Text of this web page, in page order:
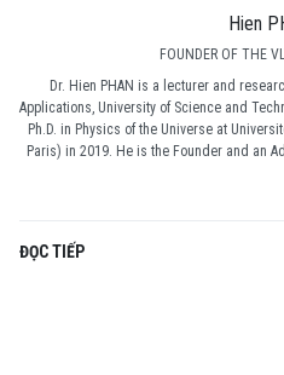
Hien
FOUNDER OF THE
Dr. Hien PHAN is a lecturer and
Applications, University of Science and
Ph.D. in Physics of the Universe at
Paris) in 2019. He is the Founder and an
ĐỌC TIẾP